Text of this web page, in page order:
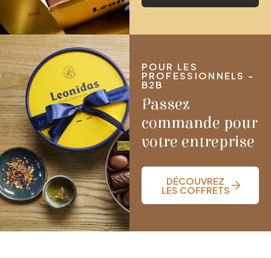
POUR LES
PROFESSIONNELS -
B2B
Passez
commande pour
votre entreprise
DÉCOUVREZ
LES COFFRETS